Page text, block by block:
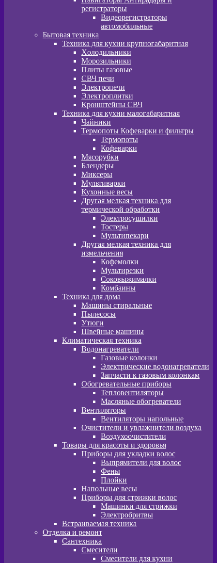
регистраторы
Видеорегистраторы
автомобильные
Бытовая техника
Техника для кухни крупногабаритная
Xолодильники
Морозильники
Плиты газовые
СВЧ печи
Электропечи
Электроплитки
Кронштейны СВЧ
Техника для кухни малогабаритная
Чайники
Термопоты Кофеварки и фильтры
Термопоты
Кофеварки
Мясорубки
Блендеры
Миксеры
Мультиварки
Кухонные весы
Другая мелкая техника для
термической обработки
Электросушилки
Тостеры
Мультипекари
Другая мелкая техника для
измельчения
Кофемолки
Мультирезки
Соковыжималки
Комбаины
Техника для дома
Машины стиральные
Пылесосы
Утюги
Швейные машины
Климатическая техника
Водонагреватели
Газовые колонки
Электрические водонагреватели
Запчасти к газовым колонкам
Обогревательные приборы
Тепловентиляторы
Масляные обогреватели
Вентиляторы
Вентиляторы напольные
Очистители и увлажнители воздуха
Воздухоочистители
Товары для красоты и здоровья
Приборы для укладки волос
Выпрямители для волос
Фены
Плойки
Напольные весы
Приборы для стрижки волос
Машинки для стрижки
Электробритвы
Встраиваемая техника
Отделка и ремонт
Сантехника
Смесители
Смесители для кухни